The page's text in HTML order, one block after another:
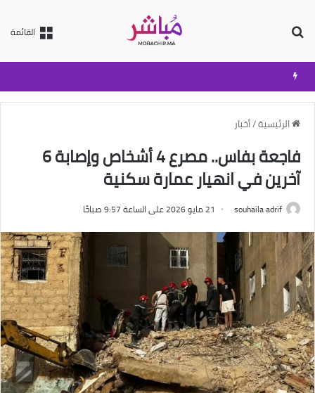
القائمة
الرئيسية/أخبار
فاجعة بفاس.. مصرع 4 أشخاص وإصابة 6
آخرين في انهيار عمارة سكنية
souhaila adrif 21 مايو 2026 على الساعة 9:57 صباحًا